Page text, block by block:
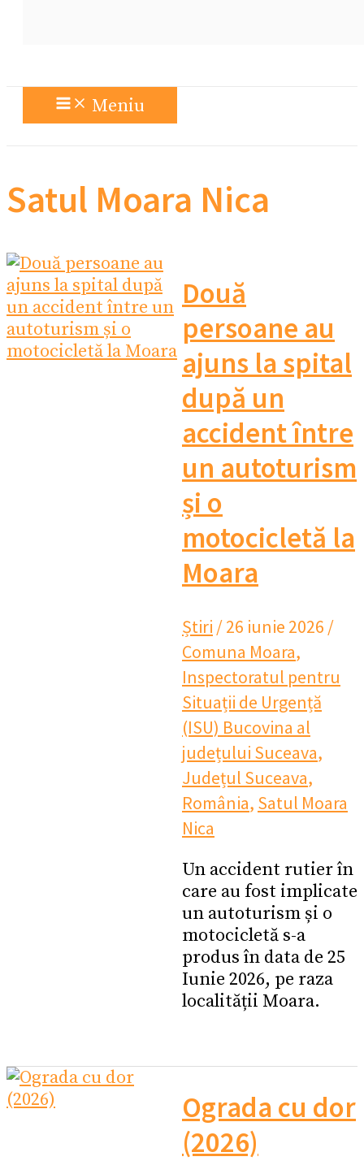
Meniu
Satul Moara Nica
Două
persoane au
ajuns la spital
după un
accident între
un autoturism
și o
motocicletă la
Moara
Știri /26 iunie 2026 /
Comuna Moara,
Inspectoratul pentru
Situații de Urgență
(ISU) Bucovina al
județului Suceava,
Județul Suceava,
România, Satul Moara
Nica
Un accident rutier în
care au fost implicate
un autoturism și o
motocicletă s-a
produs în data de 25
Iunie 2026, pe raza
localității Moara.
Ograda cu dor
(2026)